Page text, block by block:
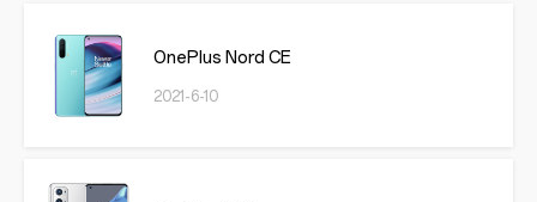
OnePlus Nord CE
2021-6-10